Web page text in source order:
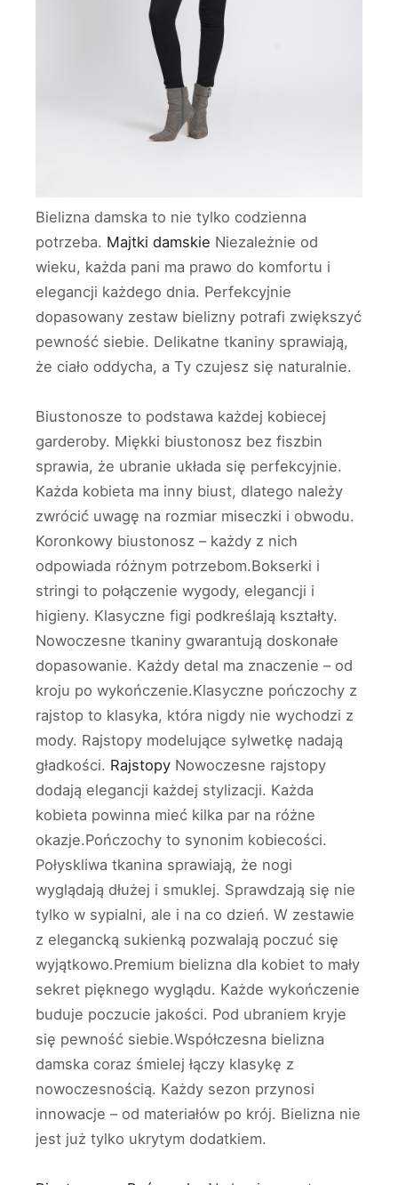
Bielizna damska to nie tylko codzienna
potrzeba. Majtki damskie Niezależnie od
wieku, każda pani ma prawo do komfortu i
elegancji każdego dnia. Perfekcyjnie
dopasowany zestaw bielizny potrafi zwiększyć
pewność siebie. Delikatne tkaniny sprawiają,
że ciało oddycha, a Ty czujesz się naturalnie.
Biustonosze to podstawa każdej kobiecej
garderoby. Miękki biustonosz bez fiszbin
sprawia, że ubranie układa się perfekcyjnie.
Każda kobieta ma inny biust, dlatego należy
zwrócić uwagę na rozmiar miseczki i obwodu.
Koronkowy biustonosz – każdy z nich
odpowiada różnym potrzebom.Bokserki i
stringi to połączenie wygody, elegancji i
higieny. Klasyczne figi podkreślają kształty.
Nowoczesne tkaniny gwarantują doskonałe
dopasowanie. Każdy detal ma znaczenie – od
kroju po wykończenie.Klasyczne pończochy z
rajstop to klasyka, która nigdy nie wychodzi z
mody. Rajstopy modelujące sylwetkę nadają
gładkości. Rajstopy Nowoczesne rajstopy
dodają elegancji każdej stylizacji. Każda
kobieta powinna mieć kilka par na różne
okazje.Pończochy to synonim kobiecości.
Połyskliwa tkanina sprawiają, że nogi
wyglądają dłużej i smuklej. Sprawdzają się nie
tylko w sypialni, ale i na co dzień. W zestawie
z elegancką sukienką pozwalają poczuć się
wyjątkowo.Premium bielizna dla kobiet to mały
sekret pięknego wyglądu. Każde wykończenie
buduje poczucie jakości. Pod ubraniem kryje
się pewność siebie.Współczesna bielizna
damska coraz śmielej łączy klasykę z
nowoczesnością. Każdy sezon przynosi
innowacje – od materiałów po krój. Bielizna nie
jest już tylko ukrytym dodatkiem.